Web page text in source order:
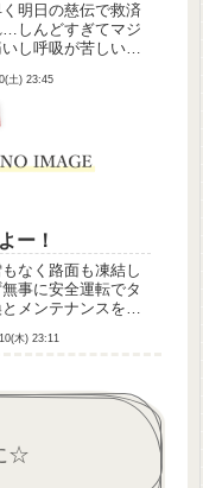
明日の慈伝で救済
…しんどすぎてマジ
し呼吸が苦しいと
、やっぱ観にいき
じどうしたらよ
土) 23:45
ー！
なく路面も凍結し
事に安全運転でタ
メンテナンスを受
です😭無理です💔
…戦わなければ 勝て
ーん！｡ﾟヽ（ﾟ｀Д´...
木) 23:11
☆